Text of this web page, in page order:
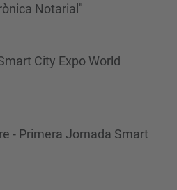
Notarial"
City Expo World
- Primera Jornada Smart